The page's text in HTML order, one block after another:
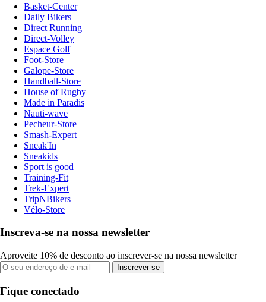
Basket-Center
Daily Bikers
Direct Running
Direct-Volley
Espace Golf
Foot-Store
Galope-Store
Handball-Store
House of Rugby
Made in Paradis
Nauti-wave
Pecheur-Store
Smash-Expert
Sneak'In
Sneakids
Sport is good
Training-Fit
Trek-Expert
TripNBikers
Vélo-Store
Inscreva-se na nossa newsletter
Aproveite 10% de desconto ao inscrever-se na nossa newsletter
Inscrever-se
Fique conectado